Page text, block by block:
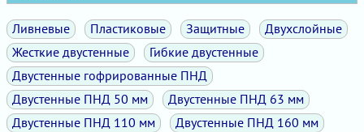
Ливневые Пластиковые Защитные
Двухслойные
Жесткие двустенные
Гибкие двустенные
Двустенные гофрированные ПНД
Двустенные ПНД 50 мм
Двустенные ПНД 63 мм
Двустенные ПНД 110 мм
Двустенные ПНД 160 мм